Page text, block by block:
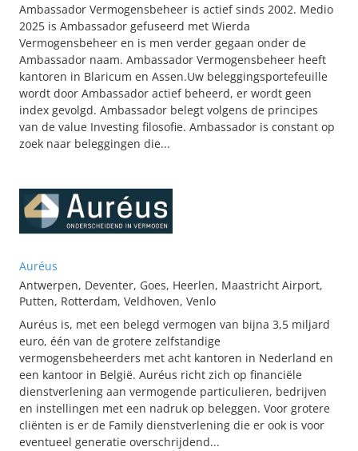
Ambassador Vermogensbeheer is actief sinds 2002. Medio
2025 is Ambassador gefuseerd met Wierda
Vermogensbeheer en is men verder gegaan onder de
Ambassador naam. Ambassador Vermogensbeheer heeft
kantoren in Blaricum en Assen.Uw beleggingsportefeuille
wordt door Ambassador actief beheerd, er wordt geen
index gevolgd. Ambassador belegt volgens de principes
van de value Investing filosofie. Ambassador is constant op
zoek naar beleggingen die...
Auréus
Antwerpen, Deventer, Goes, Heerlen, Maastricht Airport,
Putten, Rotterdam, Veldhoven, Venlo
Auréus is, met een belegd vermogen van bijna 3,5 miljard
euro, één van de grotere zelfstandige
vermogensbeheerders met acht kantoren in Nederland en
een kantoor in België. Auréus richt zich op financiële
dienstverlening aan vermogende particulieren, bedrijven
en instellingen met een nadruk op beleggen. Voor grotere
cliënten is er de Family dienstverlening die er ook is voor
eventueel generatie overschrijdend...